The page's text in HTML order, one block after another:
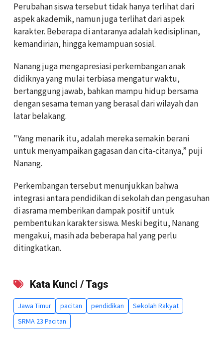
Perubahan siswa tersebut tidak hanya terlihat dari
aspek akademik, namun juga terlihat dari aspek
karakter. Beberapa di antaranya adalah kedisiplinan,
kemandirian, hingga kemampuan sosial.
Nanang juga mengapresiasi perkembangan anak
didiknya yang mulai terbiasa mengatur waktu,
bertanggung jawab, bahkan mampu hidup bersama
dengan sesama teman yang berasal dari wilayah dan
latar belakang.
"Yang menarik itu, adalah mereka semakin berani
untuk menyampaikan gagasan dan cita-citanya,” puji
Nanang.
Perkembangan tersebut menunjukkan bahwa
integrasi antara pendidikan di sekolah dan pengasuhan
di asrama memberikan dampak positif untuk
pembentukan karakter siswa. Meski begitu, Nanang
mengakui, masih ada beberapa hal yang perlu
ditingkatkan.
Kata Kunci / Tags
Jawa Timur pacitan pendidikan
Sekolah Rakyat
SRMA 23 Pacitan